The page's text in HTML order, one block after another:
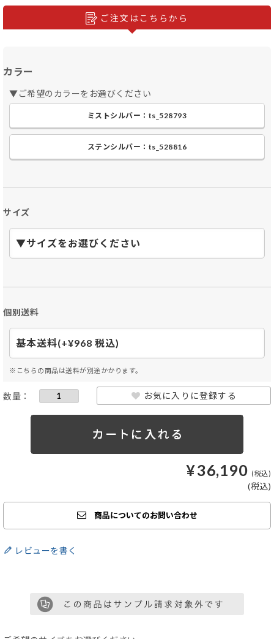
ご注文はこちらから
カラー
▼ご希望のカラーをお選びください
ミストシルバー：ts_528793
ステンシルバー：ts_528816
サイズ
個別送料
※こちらの商品は送料が別途かかります。
お気に入りに登録する
¥36,190
商品についてのお問い合わせ
レビューを書く